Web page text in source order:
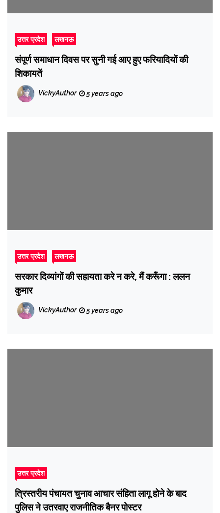
उत्तर प्रदेश लखनऊ
संपूर्ण समाधान दिवस पर सुनी गई आए हुए फरियादियों की
शिकायतें
VickyAuthor 5 years ago
उत्तर प्रदेश लखनऊ
सरकार दिव्यांगों की सहायता करे न करे, मैं करूँगा : ललन
कुमार
VickyAuthor 5 years ago
उत्तर प्रदेश
त्रिस्तरीय पंचायत चुनाव आचार संहिता लागू होने के बाद
पुलिस ने उतरवाए राजनीतिक बैनर पोस्टर